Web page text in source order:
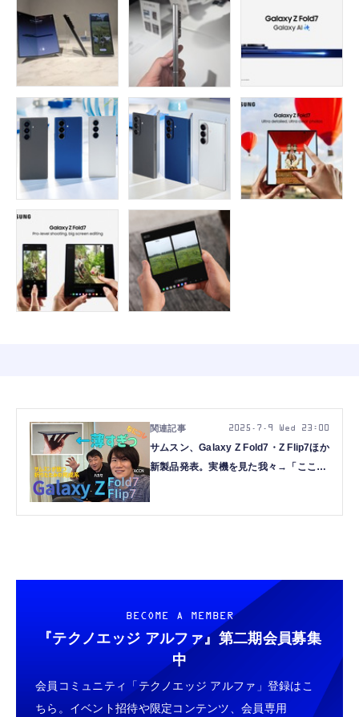
サムスン、Galaxy Z Fold7・Z Flip7ほか
新製品発表。実機を見た我々→「ここま
2025.7.9 Wed 23:00
BECOME A MEMBER
『テクノエッジ アルファ』 第二期会員募集
中
会員コミュニティ「テクノエッジ アルファ」登録はこ
ちら。イベント招待や限定コンテンツ、会員専用